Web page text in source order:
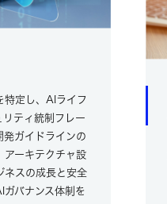
特定し、AIライフ
リティ統制フレー
発ガイドラインの
アーキテクチャ設
ネスの成長と安全
バナンス体制を